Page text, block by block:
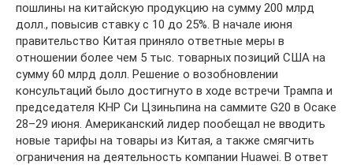
пошлины на китайскую продукцию на сумму 200 млрд
долл., повысив ставку с 10 до 25%. В начале июня
правительство Китая приняло ответные меры в
отношении более чем 5 тыс. товарных позиций США на
сумму 60 млрд долл. Решение о возобновлении
консультаций было достигнуто в ходе встречи Трампа и
председателя КНР Си Цзиньпина на саммите G20 в Осаке
28–29 июня. Американский лидер пообещал не вводить
новые тарифы на товары из Китая, а также смягчить
ограничения на деятельность компании Huawei. В ответ